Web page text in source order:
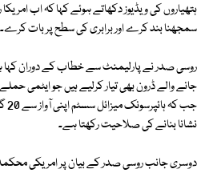
ہتھیاروں کی ویڈیوز دکھاتے ہوئے کہا کہ اب
سمجھنا بند کرے اور برابری کی سطح پر بات کرے۔
روسی صدر نے پارلیمنٹ سے خطاب کے دوران
جانے والے ڈرون بھی تیار کرلیے ہیں جو ایٹمی
نشانا بنانے کی صلاحیت رکھتا ہے۔
دوسری جانب روسی صدر کے بیان پر امریکی